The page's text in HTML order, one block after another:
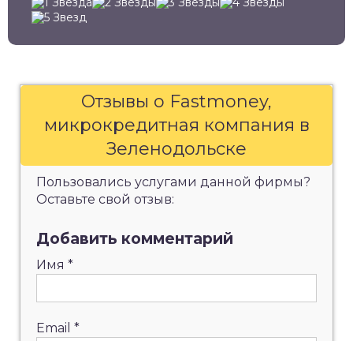
Отзывы о Fastmoney,
микрокредитная компания в
Зеленодольске
Пользовались услугами данной фирмы?
Оставьте свой отзыв:
Добавить комментарий
Имя *
Email *